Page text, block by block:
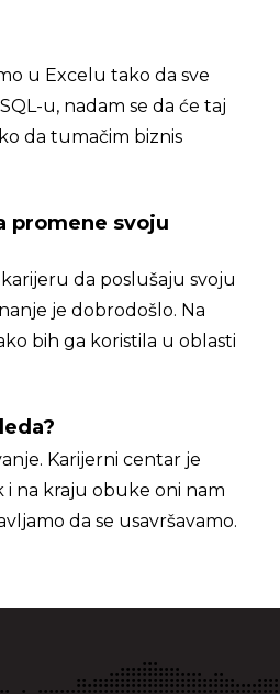
u Excelu tako da sve
u, nadam se da će taj
da tumačim biznis
promene svoju
da poslušaju svoju
je dobrodošlo. Na
bih ga koristila u oblasti
Karijerni centar je
i na kraju obuke oni nam
da se usavršavamo.